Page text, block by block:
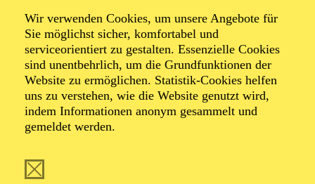
Wir verwenden Cookies, um unsere Angebote für
Sie möglichst sicher, komfortabel und
serviceorientiert zu gestalten. Essenzielle Cookies
sind unentbehrlich, um die Grundfunktionen der
Website zu ermöglichen. Statistik-Cookies helfen
uns zu verstehen, wie die Website genutzt wird,
indem Informationen anonym gesammelt und
gemeldet werden.
Kinderkonzert
Eine kleine
Nachtmusik